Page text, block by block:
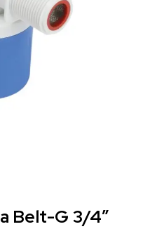
Belt-G 3/4″